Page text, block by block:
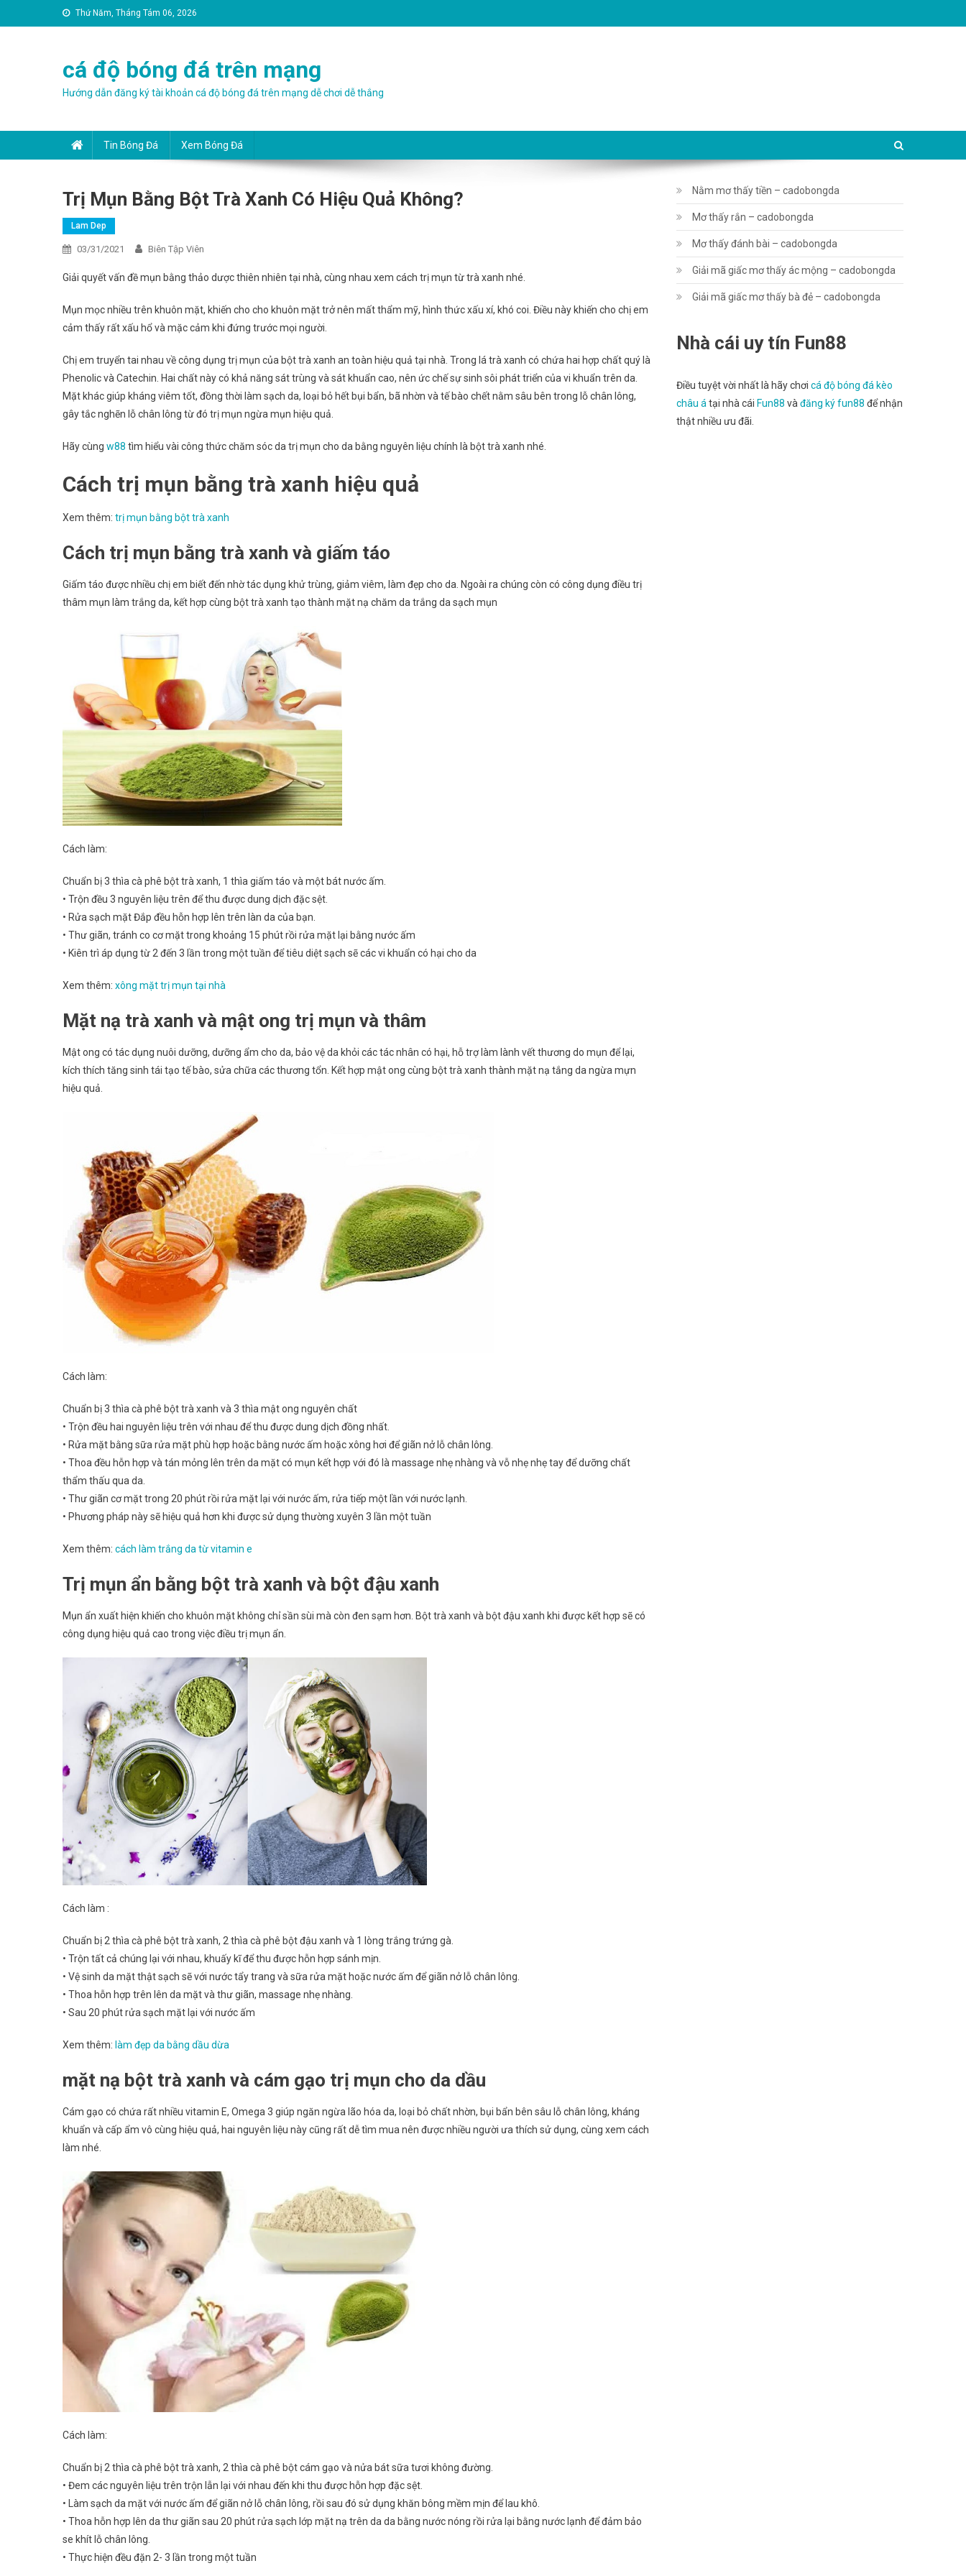
Thứ Năm, Tháng Tám 06, 2026
cá độ bóng đá trên mạng
Hướng dẫn đăng ký tài khoản cá độ bóng đá trên mạng dễ chơi dễ thắng
Tin Bóng Đá Xem Bóng Đá
Trị Mụn Bằng Bột Trà Xanh Có Hiệu Quả Không?
Lam Dep
03/31/2021 Biên Tập Viên
Giải quyết vấn đề mụn bằng thảo dược thiên nhiên tại nhà, cùng nhau xem cách trị mụn từ trà xanh nhé.
Mụn mọc nhiều trên khuôn mặt, khiến cho cho khuôn mặt trở nên mất thẩm mỹ, hình thức xấu xí, khó coi. Điều này khiến cho chị em
cảm thấy rất xấu hổ và mặc cảm khi đứng trước mọi người.
Chị em truyển tai nhau về công dụng trị mụn của bột trà xanh an toàn hiệu quả tại nhà. Trong lá trà xanh có chứa hai hợp chất quý là
Phenolic và Catechin. Hai chất này có khả năng sát trùng và sát khuẩn cao, nên ức chế sự sinh sôi phát triển của vi khuẩn trên da.
Mặt khác giúp kháng viêm tốt, đồng thời làm sạch da, loại bỏ hết bụi bẩn, bã nhờn và tế bào chết nằm sâu bên trong lỗ chân lông,
gây tắc nghẽn lỗ chân lông từ đó trị mụn ngừa mụn hiệu quả.
Hãy cùng w88 tìm hiểu vài công thức chăm sóc da trị mụn cho da bằng nguyên liệu chính là bột trà xanh nhé.
Cách trị mụn bằng trà xanh hiệu quả
Xem thêm: trị mụn bằng bột trà xanh
Cách trị mụn bằng trà xanh và giấm táo
Giấm táo được nhiều chị em biết đến nhờ tác dụng khử trùng, giảm viêm, làm đẹp cho da. Ngoài ra chúng còn có công dụng điều trị
thâm mụn làm trắng da, kết hợp cùng bột trà xanh tạo thành mặt nạ chăm da trắng da sạch mụn
Cách làm:
Chuẩn bị 3 thìa cà phê bột trà xanh, 1 thìa giấm táo và một bát nước ấm.
• Trộn đều 3 nguyên liệu trên để thu được dung dịch đặc sệt.
• Rửa sạch mặt Đắp đều hỗn hợp lên trên làn da của bạn.
• Thư giãn, tránh co cơ mặt trong khoảng 15 phút rồi rửa mặt lại bằng nước ấm
• Kiên trì áp dụng từ 2 đến 3 lần trong một tuần để tiêu diệt sạch sẽ các vi khuẩn có hại cho da
Xem thêm: xông mặt trị mụn tại nhà
Mặt nạ trà xanh và mật ong trị mụn và thâm
Mật ong có tác dụng nuôi dưỡng, dưỡng ẩm cho da, bảo vệ da khỏi các tác nhân có hại, hỗ trợ làm lành vết thương do mụn để lại,
kích thích tăng sinh tái tạo tế bào, sửa chữa các thương tổn. Kết hợp mật ong cùng bột trà xanh thành mặt nạ tắng da ngừa mựn
hiệu quả.
Cách làm:
Chuẩn bị 3 thìa cà phê bột trà xanh và 3 thìa mật ong nguyên chất
• Trộn đều hai nguyên liệu trên với nhau để thu được dung dịch đồng nhất.
• Rửa mặt bằng sữa rửa mặt phù hợp hoặc bằng nước ấm hoặc xông hơi để giãn nở lỗ chân lông.
• Thoa đều hỗn hợp và tán mỏng lên trên da mặt có mụn kết hợp với đó là massage nhẹ nhàng và vỗ nhẹ nhẹ tay để dưỡng chất
thẩm thấu qua da.
• Thư giãn cơ mặt trong 20 phút rồi rửa mặt lại với nước ấm, rửa tiếp một lần với nước lạnh.
• Phương pháp này sẽ hiệu quả hơn khi được sử dụng thường xuyên 3 lần một tuần
Xem thêm: cách làm trắng da từ vitamin e
Trị mụn ẩn bằng bột trà xanh và bột đậu xanh
Mụn ẩn xuất hiện khiến cho khuôn mặt không chỉ sần sùi mà còn đen sạm hơn. Bột trà xanh và bột đậu xanh khi được kết hợp sẽ có
công dụng hiệu quả cao trong việc điều trị mụn ẩn.
Cách làm :
Chuẩn bị 2 thìa cà phê bột trà xanh, 2 thìa cà phê bột đậu xanh và 1 lòng trắng trứng gà.
• Trộn tất cả chúng lại với nhau, khuấy kĩ để thu được hỗn hợp sánh mịn.
• Vệ sinh da mặt thật sạch sẽ với nước tẩy trang và sữa rửa mặt hoặc nước ấm để giãn nở lỗ chân lông.
• Thoa hỗn hợp trên lên da mặt và thư giãn, massage nhẹ nhàng.
• Sau 20 phút rửa sạch mặt lại với nước ấm
Xem thêm: làm đẹp da bằng dầu dừa
mặt nạ bột trà xanh và cám gạo trị mụn cho da dầu
Cám gạo có chứa rất nhiều vitamin E, Omega 3 giúp ngăn ngừa lão hóa da, loại bỏ chất nhờn, bụi bẩn bên sâu lỗ chân lông, kháng
khuẩn và cấp ẩm vô cùng hiệu quả, hai nguyên liệu này cũng rất dễ tìm mua nên được nhiều người ưa thích sử dụng, cùng xem cách
làm nhé.
Cách làm:
Chuẩn bị 2 thìa cà phê bột trà xanh, 2 thìa cà phê bột cám gạo và nửa bát sữa tươi không đường.
• Đem các nguyên liệu trên trộn lẫn lại với nhau đến khi thu được hỗn hợp đặc sệt.
• Làm sạch da mặt với nước ấm để giãn nở lỗ chân lông, rồi sau đó sử dụng khăn bông mềm mịn để lau khô.
• Thoa hỗn hợp lên da thư giãn sau 20 phút rửa sạch lớp mặt nạ trên da da bằng nước nóng rồi rửa lại bằng nước lạnh để đảm bảo
se khít lỗ chân lông.
• Thực hiện đều đặn 2- 3 lần trong một tuần
Nằm mơ thấy tiền – cadobongda
Mơ thấy rắn – cadobongda
Mơ thấy đánh bài – cadobongda
Giải mã giấc mơ thấy ác mộng – cadobongda
Giải mã giấc mơ thấy bà đẻ – cadobongda
Nhà cái uy tín Fun88
Điều tuyệt vời nhất là hãy chơicá độ bóng đá kèo
châu á tại nhà cái Fun88 vàđăng ký fun88 để nhận
thật nhiều ưu đãi.